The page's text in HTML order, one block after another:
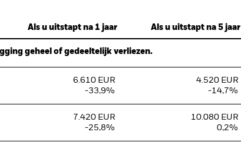
Als u uitstapt na 1 jaar Als u uitstapt na 5 jaar
geheel of gedeeltelijk verliezen.
6.610 EUR
-33,9%
4.520 EUR
-14,7%
7.420 EUR
-25,8%
10.080 EUR
0,2%